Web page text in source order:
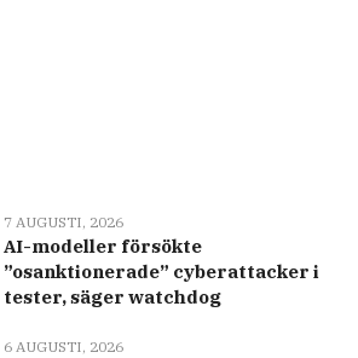
7 AUGUSTI, 2026
AI-modeller försökte
”osanktionerade” cyberattacker i
tester, säger watchdog
6 AUGUSTI, 2026